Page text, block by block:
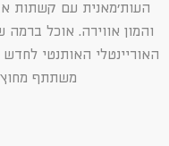
העות׳מאנית עם קשתות
והמון אווירה. אוכל
האוריינטלי האותנטי
משתתף מחוץ